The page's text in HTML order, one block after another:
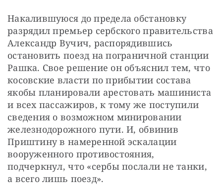
Накалившуюся до предела обстановку
разрядил премьер сербского правительства
Александр Вучич, распорядившись
остановить поезд на пограничной станции
Рашка. Свое решение он объяснил тем, что
косовские власти по прибытии состава
якобы планировали арестовать машиниста
и всех пассажиров, к тому же поступили
сведения о возможном минировании
железнодорожного пути. И, обвинив
Приштину в намеренной эскалации
вооруженного противостояния,
подчеркнул, что «сербы послали не танки,
а всего лишь поезд».